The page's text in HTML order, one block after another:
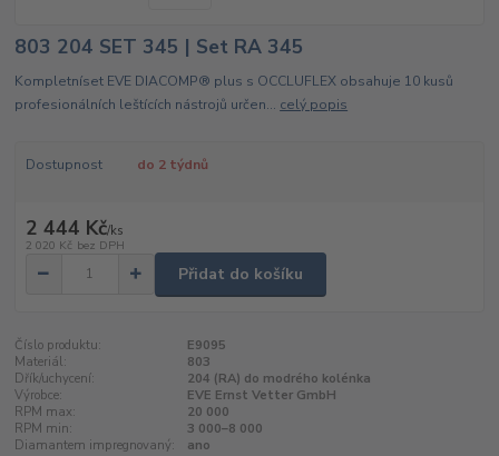
803 204 SET 345 | Set RA 345
Kompletníset EVE DIACOMP® plus s OCCLUFLEX obsahuje 10 kusů
profesionálních leštících nástrojů určen... celý popis
Dostupnost do 2 týdnů
2 444 Kč/ks
2 020 Kč bez DPH
Přidat do košíku
Číslo produktu:
E9095
Materiál:
803
Dřík/uchycení:
204 (RA) do modrého kolénka
Výrobce:
EVE Ernst Vetter GmbH
RPM max:
20 000
RPM min:
3 000–8 000
Diamantem impregnovaný:
ano